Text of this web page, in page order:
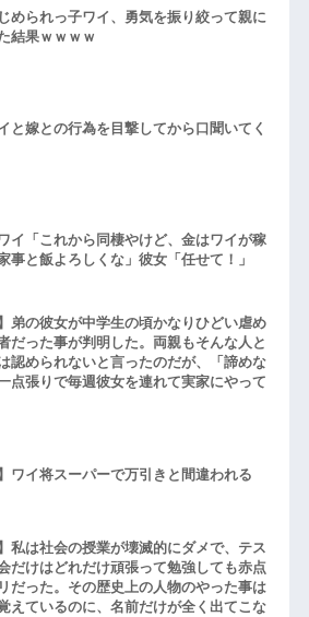
められっ子ワイ、勇気を振り絞って親に
結果ｗｗｗｗ
と嫁との行為を目撃してから口聞いてく
イ「これから同棲やけど、金はワイが稼
事と飯よろしくな」彼女「任せて！」
】弟の彼女が中学生の頃かなりひどい虐め
だった事が判明した。両親もそんな人と
認められないと言ったのだが、「諦めな
点張りで毎週彼女を連れて実家にやって
】ワイ将スーパーで万引きと間違われる
】私は社会の授業が壊滅的にダメで、テス
だけはどれだけ頑張って勉強しても赤点
だった。その歴史上の人物のやった事は
えているのに、名前だけが全く出てこな